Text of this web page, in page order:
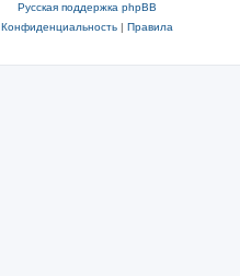
Русская поддержка phpBB
Конфиденциальность| Правила